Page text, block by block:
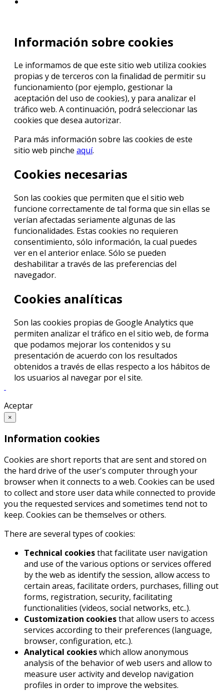
Información sobre cookies
Le informamos de que este sitio web utiliza cookies
propias y de terceros con la finalidad de permitir su
funcionamiento (por ejemplo, gestionar la
aceptación del uso de cookies), y para analizar el
tráfico web. A continuación, podrá seleccionar las
cookies que desea autorizar.
Para más información sobre las cookies de este
sitio web pinche aquí.
Cookies necesarias
Son las cookies que permiten que el sitio web
funcione correctamente de tal forma que sin ellas se
verían afectadas seriamente algunas de las
funcionalidades. Estas cookies no requieren
consentimiento, sólo información, la cual puedes
ver en el anterior enlace. Sólo se pueden
deshabilitar a través de las preferencias del
navegador.
Cookies analíticas
Son las cookies propias de Google Analytics que
permiten analizar el tráfico en el sitio web, de forma
que podamos mejorar los contenidos y su
presentación de acuerdo con los resultados
obtenidos a través de ellas respecto a los hábitos de
los usuarios al navegar por el site.
Aceptar
×
Information cookies
Cookies are short reports that are sent and stored on
the hard drive of the user's computer through your
browser when it connects to a web. Cookies can be used
to collect and store user data while connected to provide
you the requested services and sometimes tend not to
keep. Cookies can be themselves or others.
There are several types of cookies:
Technical cookiesthat facilitate user navigation
and use of the various options or services offered
by the web as identify the session, allow access to
certain areas, facilitate orders, purchases, filling out
forms, registration, security, facilitating
functionalities (videos, social networks, etc..).
Customization cookiesthat allow users to access
services according to their preferences (language,
browser, configuration, etc..).
Analytical cookieswhich allow anonymous
analysis of the behavior of web users and allow to
measure user activity and develop navigation
profiles in order to improve the websites.